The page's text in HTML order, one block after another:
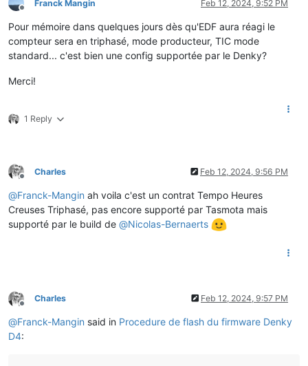
Offline
Franck Mangin Feb 12, 2024, 9:52 PM
Pour mémoire dans quelques jours dès qu'EDF aura réagi le
compteur sera en triphasé, mode producteur, TIC mode
standard... c'est bien une config supportée par le Denky?
Merci!
1 Reply
Offline
Charles Feb 12, 2024, 9:56 PM
@Franck-Mangin ah voila c'est un contrat Tempo Heures
Creuses Triphasé, pas encore supporté par Tasmota mais
supporté par le build de @Nicolas-Bernaerts
Offline
Charles Feb 12, 2024, 9:57 PM
@Franck-Mangin said in Procedure de flash du firmware Denky
D4: